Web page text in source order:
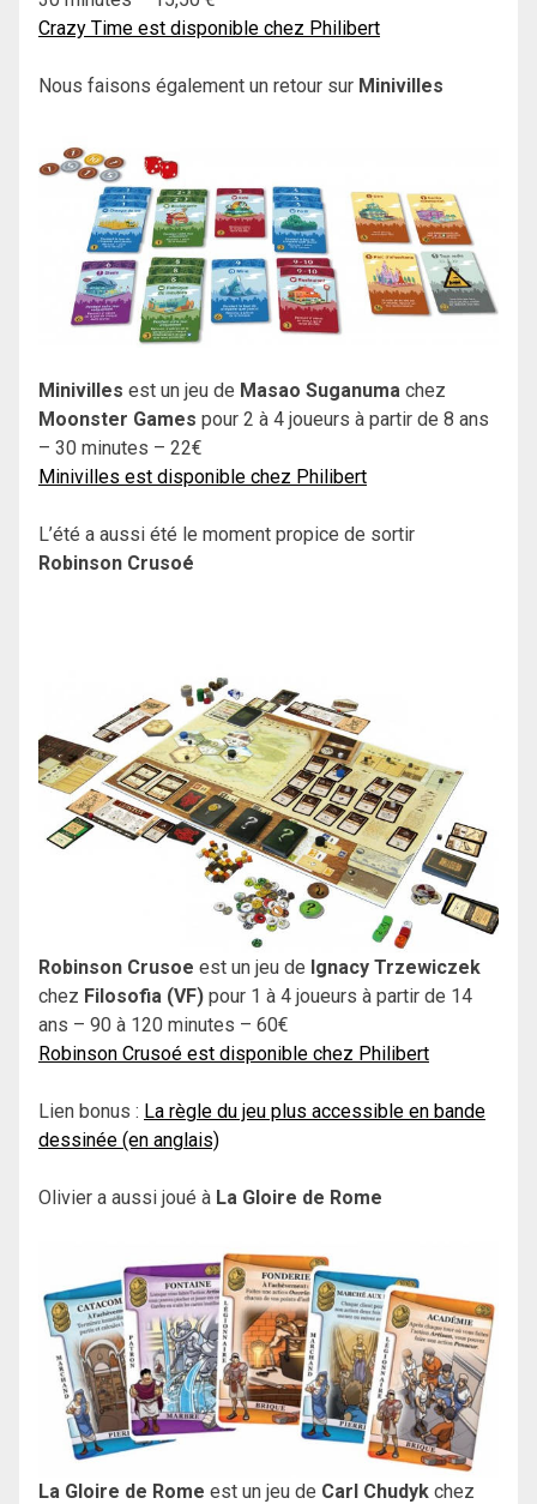
Crazy Time est disponible chez Philibert
Nous faisons également un retour sur Minivilles
Minivilles est un jeu de Masao Suganuma chez
Moonster Games pour 2 à 4 joueurs à partir de 8 ans
– 30 minutes – 22€
Minivilles est disponible chez Philibert
L’été a aussi été le moment propice de sortir
Robinson Crusoé
Robinson Crusoe est un jeu de Ignacy Trzewiczek
chez Filosofia (VF) pour 1 à 4 joueurs à partir de 14
ans – 90 à 120 minutes – 60€
Robinson Crusoé est disponible chez Philibert
Lien bonus : La règle du jeu plus accessible en bande
dessinée (en anglais)
Olivier a aussi joué à La Gloire de Rome
La Gloire de Rome est un jeu de Carl Chudyk chez